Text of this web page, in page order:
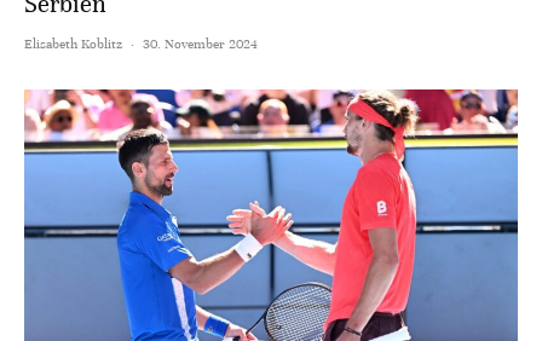
Elisabeth Koblitz · 30. November 2024